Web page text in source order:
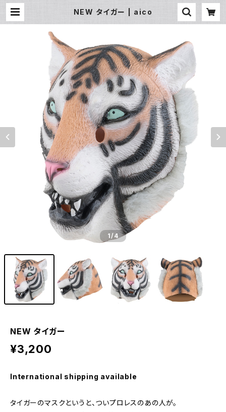
NEW タイガー | aico
1/4
NEW タイガー
¥3,200
International shipping available
タイガーのマスクというと、ついプロレスのあの人が。